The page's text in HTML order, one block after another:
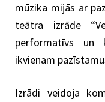
mūzika mijās ar
teātra izrāde
performatīvs un
ikvienam
Izrādi veidoja